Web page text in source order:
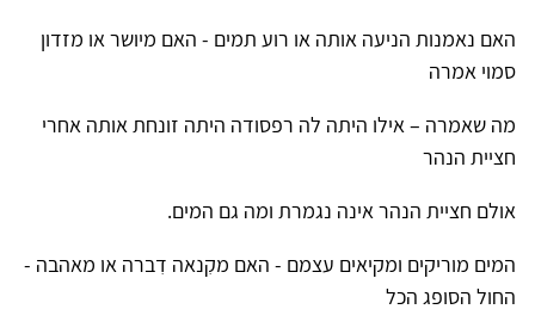
האם נאמנות הניעה אותה או רוע תמים - האם מיושר או מזדון
סמוי אמרה
מה שאמרה – אילו היתה לה רפסודה היתה זונחת אותה אחרי
חציית הנהר
אולם חציית הנהר אינה נגמרת ומה גם המים.
המים מוריקים ומקיאים עצמם - האם מקִנאה דִברה או מאהבה -
החול הסופג הכל